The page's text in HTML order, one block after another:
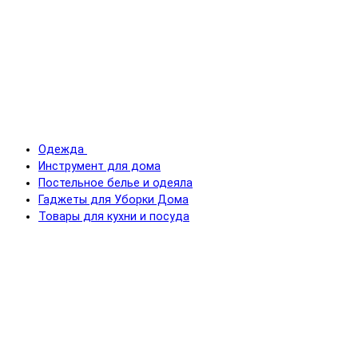
Одежда
Инструмент для дома
Постельное белье и одеяла
Гаджеты для Уборки Дома
Товары для кухни и посуда